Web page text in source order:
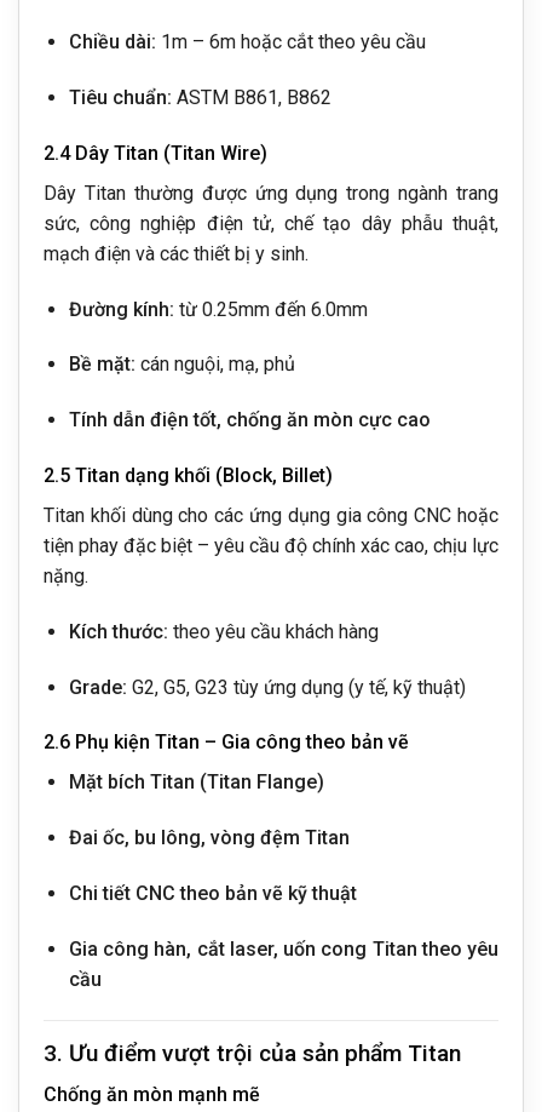
Chiều dài: 1m – 6m hoặc cắt theo yêu cầu
Tiêu chuẩn: ASTM B861, B862
2.4 Dây Titan (Titan Wire)
Dây Titan thường được ứng dụng trong ngành trang
sức, công nghiệp điện tử, chế tạo dây phẫu thuật,
mạch điện và các thiết bị y sinh.
Đường kính: từ 0.25mm đến 6.0mm
Bề mặt: cán nguội, mạ, phủ
Tính dẫn điện tốt, chống ăn mòn cực cao
2.5 Titan dạng khối (Block, Billet)
Titan khối dùng cho các ứng dụng gia công CNC hoặc
tiện phay đặc biệt – yêu cầu độ chính xác cao, chịu lực
nặng.
Kích thước: theo yêu cầu khách hàng
Grade: G2, G5, G23 tùy ứng dụng (y tế, kỹ thuật)
2.6 Phụ kiện Titan – Gia công theo bản vẽ
Mặt bích Titan (Titan Flange)
Đai ốc, bu lông, vòng đệm Titan
Chi tiết CNC theo bản vẽ kỹ thuật
Gia công hàn, cắt laser, uốn cong Titan theo yêu
cầu
3. Ưu điểm vượt trội của sản phẩm Titan
Chống ăn mòn mạnh mẽ